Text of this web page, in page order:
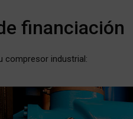
financiación
compresor industrial: